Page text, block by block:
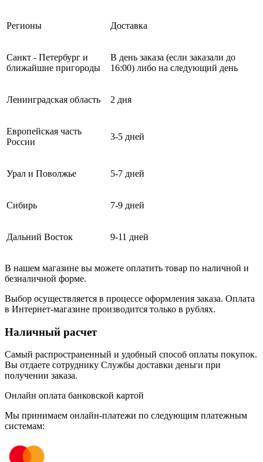
Регионы Доставка
Санкт - Петербург и
ближайшие пригороды
В день заказа (если заказали до
16:00) либо на следующий день
Ленинградская область 2 дня
Европейская часть
России
3-5 дней
Урал и Поволжье 5-7 дней
Сибирь 7-9 дней
Дальний Восток 9-11 дней
В нашем магазине вы можете оплатить товар по наличной и
безналичной форме.
Выбор осуществляется в процессе оформления заказа. Оплата
в Интернет-магазине производится только в рублях.
Наличный расчет
Самый распространенный и удобный способ оплаты покупок.
Вы отдаете сотруднику Службы доставки деньги при
получении заказа.
Онлайн оплата банковской картой
Мы принимаем онлайн-платежи по cледующим платежным
системам: